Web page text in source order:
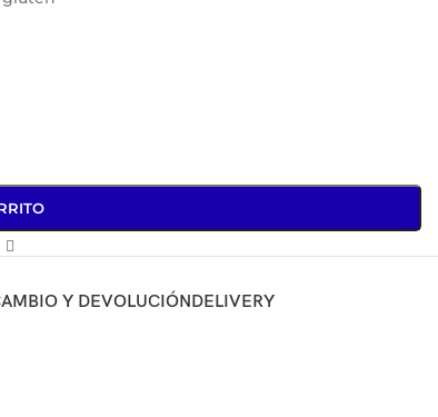
Y DEVOLUCIÓNDELIVERY